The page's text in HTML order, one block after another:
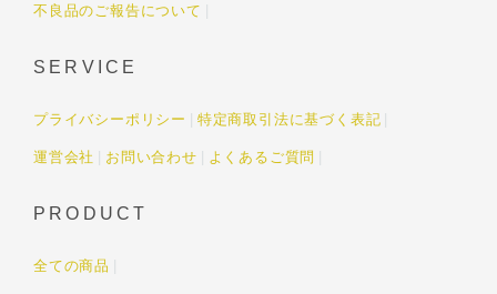
不良品のご報告について
SERVICE
プライバシーポリシー 特定商取引法に基づく表記
運営会社 お問い合わせ よくあるご質問
PRODUCT
全ての商品